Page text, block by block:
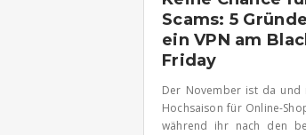
Scams: 5
ein VPN am
Friday
Der November ist da und
Hochsaison für Online-
während ihr nach den